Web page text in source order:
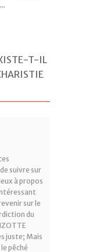
T-IL
suivre sur
à propos
sur le
du
juste; Mais
pêché